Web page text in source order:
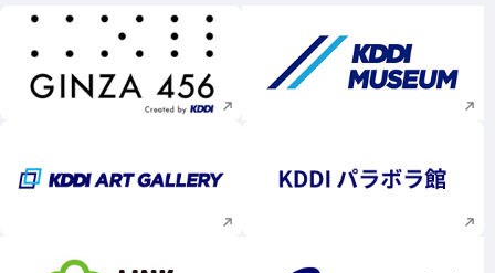
新規ウィンドウで開く 新規ウィンドウで
新規ウィンドウで開く 新規ウィンドウで